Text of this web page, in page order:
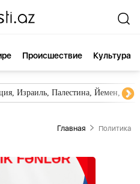
Происшествие Культура
Израиль, Палестина, Йемен,
Главная Политика